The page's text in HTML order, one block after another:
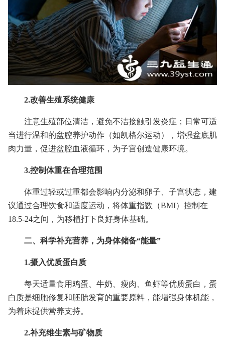
2.改善生殖系统健康
注意生殖部位清洁，避免不洁接触引发炎症；日常可适
当进行温和的盆腔养护动作（如凯格尔运动），增强盆底肌
肉力量，促进盆腔血液循环，为子宫创造健康环境。
3.控制体重在合理范围
体重过轻或过重都会影响内分泌和卵子、子宫状态，建
议通过合理饮食和适度运动，将体重指数（BMI）控制在
18.5-24之间，为移植打下良好身体基础。
二、科学补充营养，为身体储备“能量”
1.摄入优质蛋白质
每天适量食用鸡蛋、牛奶、瘦肉、鱼虾等优质蛋白，蛋
白质是细胞修复和胚胎发育的重要原料，能增强身体机能，
为着床提供营养支持。
2.补充维生素与矿物质